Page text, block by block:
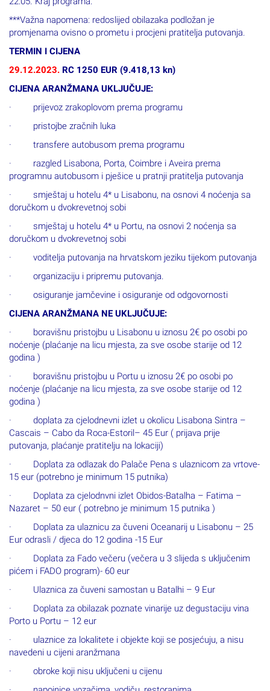
***Važna napomena: redoslijed obilazaka podložan je
promjenama ovisno o prometu i procjeni pratitelja putovanja.
TERMIN I CIJENA
CIJENA ARANŽMANA UKLJUČUJE:
· pristojbe zračnih luka
· transfere autobusom prema programu
· razgled Lisabona, Porta, Coimbre i Aveira prema
programnu autobusom i pješice u pratnji pratitelja putovanja
· smještaj u hotelu 4* u Lisabonu, na osnovi 4 noćenja sa
doručkom u dvokrevetnoj sobi
· smještaj u hotelu 4* u Portu, na osnovi 2 noćenja sa
doručkom u dvokrevetnoj sobi
· voditelja putovanja na hrvatskom jeziku tijekom putovanja
· organizaciju i pripremu putovanja.
· osiguranje jamčevine i osiguranje od odgovornosti
CIJENA ARANŽMANA NE UKLJUČUJE:
noćenje (plaćanje na licu mjesta, za sve osobe starije od 12
godina )
· boravišnu pristojbu u Portu u iznosu 2€ po osobi po
noćenje (plaćanje na licu mjesta, za sve osobe starije od 12
godina )
· doplata za cjelodnevni izlet u okolicu Lisabona Sintra –
Cascais – Cabo da Roca-Estoril– 45 Eur ( prijava prije
putovanja, plaćanje pratitelju na lokaciji)
· Doplata za odlazak do Palače Pena s ulaznicom za vrtove-
15 eur (potrebno je minimum 15 putnika)
· Doplata za cjelodnvni izlet Obidos-Batalha – Fatima –
Nazaret – 50 eur ( potrebno je minimum 15 putnika )
· Doplata za ulaznicu za čuveni Oceanarij u Lisabonu – 25
Eur odrasli / djeca do 12 godina -15 Eur
· Doplata za Fado večeru (večera u 3 slijeda s uključenim
pićem i FADO program)- 60 eur
· Ulaznica za čuveni samostan u Batalhi – 9 Eur
Porto u Portu – 12 eur
navedeni u cijeni aranžmana
· obroke koji nisu uključeni u cijenu
· napojnice vozačima, vodiču, restoranima